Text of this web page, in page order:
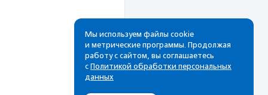
Мы используем файлы cookie
и метрические программы. Продолжая
работу с сайтом, вы соглашаетесь
с Политикой обработки персональных
данных